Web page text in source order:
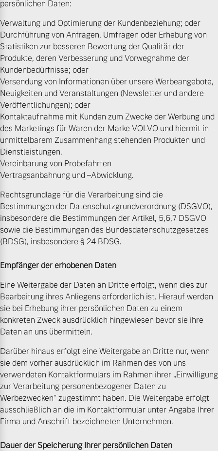
persönlichen Daten:
Verwaltung und Optimierung der Kundenbeziehung; oder
Durchführung von Anfragen, Umfragen oder Erhebung von
Statistiken zur besseren Bewertung der Qualität der
Produkte, deren Verbesserung und Vorwegnahme der
Kundenbedürfnisse; oder
Versendung von Informationen über unsere Werbeangebote,
Neuigkeiten und Veranstaltungen (Newsletter und andere
Veröffentlichungen); oder
Kontaktaufnahme mit Kunden zum Zwecke der Werbung und
des Marketings für Waren der Marke VOLVO und hiermit in
unmittelbarem Zusammenhang stehenden Produkten und
Dienstleistungen.
Vereinbarung von Probefahrten
Vertragsanbahnung und –Abwicklung.
Rechtsgrundlage für die Verarbeitung sind die
Bestimmungen der Datenschutzgrundverordnung (DSGVO),
insbesondere die Bestimmungen der Artikel, 5,6,7 DSGVO
sowie die Bestimmungen des Bundesdatenschutzgesetzes
(BDSG), insbesondere § 24 BDSG.
Empfänger der erhobenen Daten
Eine Weitergabe der Daten an Dritte erfolgt, wenn dies zur
Bearbeitung ihres Anliegens erforderlich ist. Hierauf werden
sie bei Erhebung ihrer persönlichen Daten zu einem
konkreten Zweck ausdrücklich hingewiesen bevor sie ihre
Daten an uns übermitteln.
Darüber hinaus erfolgt eine Weitergabe an Dritte nur, wenn
sie dem vorher ausdrücklich im Rahmen des von uns
verwendeten Kontaktformulars im Rahmen ihrer „Einwilligung
zur Verarbeitung personenbezogener Daten zu
Werbezwecken“ zugestimmt haben. Die Weitergabe erfolgt
ausschließlich an die im Kontaktformular unter Angabe Ihrer
Firma und Anschrift bezeichneten Unternehmen.
Dauer der Speicherung Ihrer persönlichen Daten